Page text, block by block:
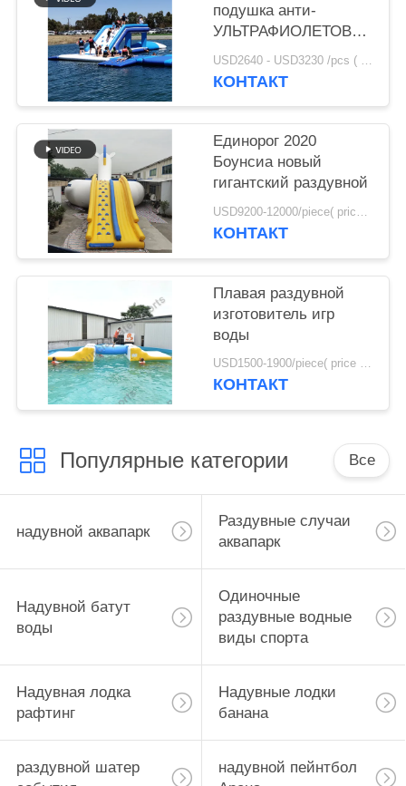
подушка анти-
УЛЬТРАФИОЛЕТОВОЙ
воды брезента ПВК
0.9мм раздувной
USD2640 - USD3230 /pcs ( price just for reference, detailed prices need to be confirmed） MOQ:1PC
КОНТАКТ
Единорог 2020
Боунсиа новый
гигантский раздувной
USD9200-12000/piece( price just for reference, detailed prices need to be confirmed) MOQ:1PC
КОНТАКТ
Плавая раздувной
изготовитель игр
воды
USD1500-1900/piece( price just for reference, detailed prices need to be confirmed) MOQ:1PC
КОНТАКТ
Популярные категории Все
надувной аквапарк
Раздувные случаи
аквапарк
Надувной батут
воды
Одиночные
раздувные водные
виды спорта
Надувная лодка
рафтинг
Надувные лодки
банана
раздувной шатер
надувной пейнтбол